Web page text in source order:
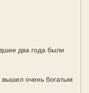
два года были
очень богатым